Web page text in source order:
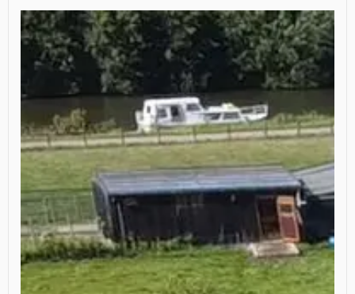
Tweekapper Zwaanshoek
Twee-onder-een-kapwoning voor twee families,
ontworpen als één samenhangend volume.
Klik hier voor meer informatie